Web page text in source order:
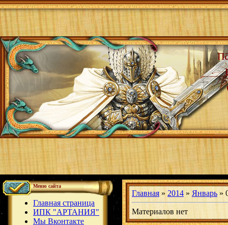
Меню сайта
Главная страница
ИПК "АРТАНИЯ"
Мы Вконтакте
Главная » 2014 » Январь »
Материалов нет